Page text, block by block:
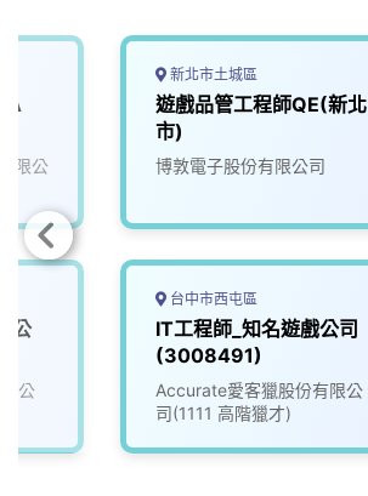
A
限公
公
公
新北市土城區
遊戲品管工程師QE(新北
市)
博敦電子股份有限公司
台中市西屯區
IT工程師_知名遊戲公司
(3008491)
Accurate愛客獵股份有限公
司(1111 高階獵才)